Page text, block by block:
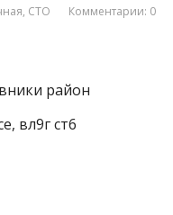
, СТО Комментарии: 0
район
вл9г ст6